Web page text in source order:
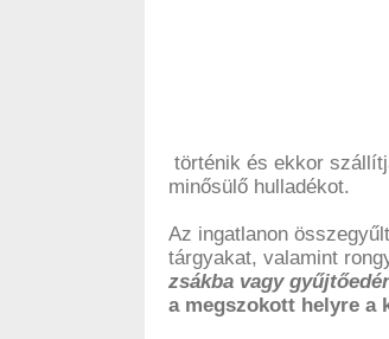
történik és ekkor
minősülő hulladékot.
Az ingatlanon
tárgyakat, valamint
zsákba vagy
a megszokott helyre a